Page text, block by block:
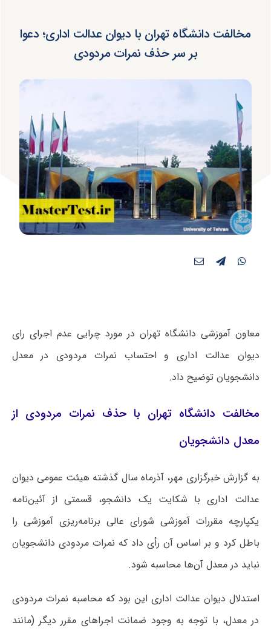
مخالفت دانشگاه تهران با دیوان عدالت اداری؛ دعوا
بر سر حذف نمرات مردودی
معاون آموزشی دانشگاه تهران در مورد چرایی‌ عدم اجرای رای
دیوان عدالت اداری و احتساب نمرات مردودی در معدل
دانشجویان توضیح داد.
مخالفت دانشگاه تهران با حذف نمرات مردودی از
معدل دانشجویان
به گزارش خبرگزاری مهر، آذرماه سال گذشته هیئت عمومی دیوان
عدالت اداری با شکایت یک دانشجو، قسمتی از آئین‌نامه
یکپارچه مقررات آموزشی شورای عالی برنامه‌ریزی آموزشی را
باطل کرد و بر اساس آن رأی داد که نمرات مردودی دانشجویان
نباید در معدل آن‌ها محاسبه شود.
استدلال دیوان عدالت اداری این بود که محاسبه نمرات مردودی
در معدل، با توجه به وجود ضمانت اجراهای مقرر دیگر (مانند